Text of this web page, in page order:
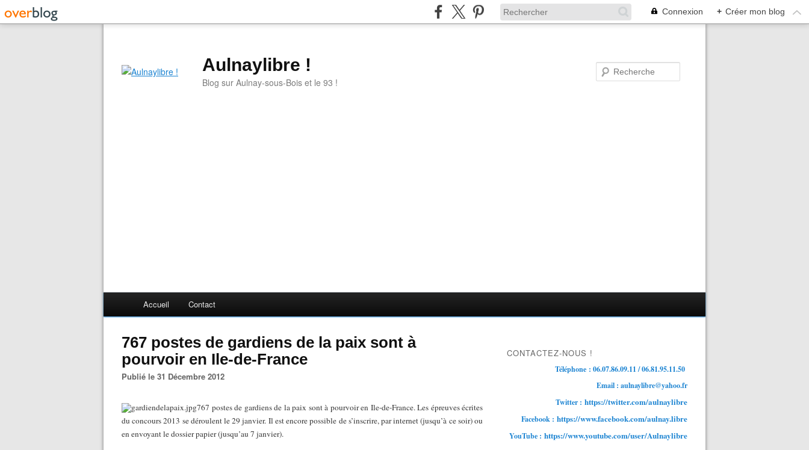
Connexion + Créer mon blog
Aulnaylibre !
Blog sur Aulnay-sous-Bois et le 93 !
Accueil Contact
767 postes de gardiens de la paix sont à
pourvoir en Ile-de-France
Publié le 31 Décembre 2012
767 postes de gardiens de la paix sont à pourvoir en Ile-de-France. Les épreuves écrites
du concours 2013 se déroulent le 29 janvier. Il est encore possible de s’inscrire, par internet (jusqu’à ce soir) ou
en envoyant le dossier papier (jusqu’au 7 janvier).
CONTACTEZ-NOUS !
Téléphone : 06.07.86.09.11 / 06.81.95.11.50
Email : aulnaylibre@yahoo.fr
Twitter : https://twitter.com/aulnaylibre
Facebook : https://www.facebook.com/aulnay.libre
YouTube : https://www.youtube.com/user/Aulnaylibre